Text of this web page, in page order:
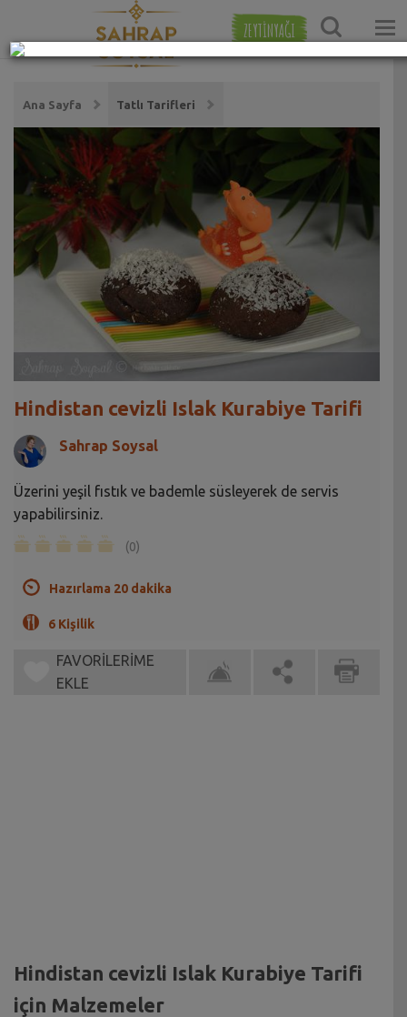
ZEYTİNYAĞI
Ana Sayfa Tatlı Tarifleri
Hindistan cevizli Islak Kurabiye Tarifi
Sahrap Soysal
Üzerini yeşil fıstık ve bademle süsleyerek de servis
yapabilirsiniz.
(0)
Hazırlama 20 dakika
6 Kişilik
FAVORİLERİME
EKLE
Hindistan cevizli Islak Kurabiye Tarifi
için Malzemeler